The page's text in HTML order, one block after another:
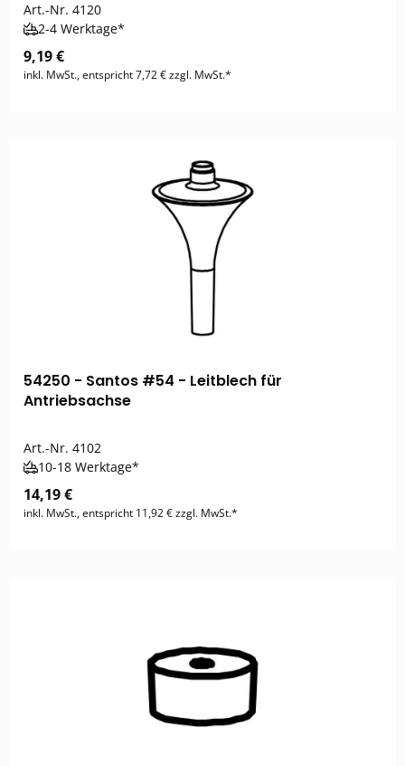
Art.-Nr. 4120
2-4 Werktage*
9,19 €
inkl. MwSt., entspricht 7,72 € zzgl. MwSt.*
54250 - Santos #54 - Leitblech für
Antriebsachse
Art.-Nr. 4102
10-18 Werktage*
14,19 €
inkl. MwSt., entspricht 11,92 € zzgl. MwSt.*